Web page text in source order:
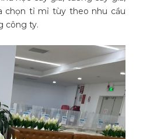
chọn tỉ mỉ tùy theo nhu cầu
công ty.